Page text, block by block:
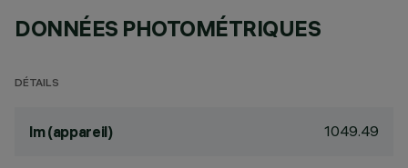
DONNÉES PHOTOMÉTRIQUES
DÉTAILS
lm (appareil) 1049.49